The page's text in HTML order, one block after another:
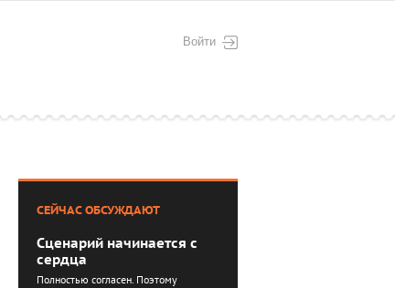
Войти
СЕЙЧАС ОБСУЖДАЮТ
Сценарий начинается с
сердца
Полностью согласен. Поэтому